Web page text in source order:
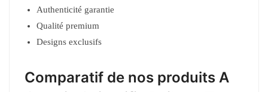
Authenticité garantie
Qualité premium
Designs exclusifs
Comparatif de nos produits A